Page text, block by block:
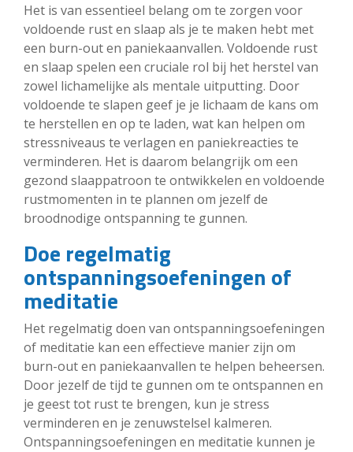
Het is van essentieel belang om te zorgen voor
voldoende rust en slaap als je te maken hebt met
een burn-out en paniekaanvallen. Voldoende rust
en slaap spelen een cruciale rol bij het herstel van
zowel lichamelijke als mentale uitputting. Door
voldoende te slapen geef je je lichaam de kans om
te herstellen en op te laden, wat kan helpen om
stressniveaus te verlagen en paniekreacties te
verminderen. Het is daarom belangrijk om een
gezond slaappatroon te ontwikkelen en voldoende
rustmomenten in te plannen om jezelf de
broodnodige ontspanning te gunnen.
Doe regelmatig
ontspanningsoefeningen of
meditatie
Het regelmatig doen van ontspanningsoefeningen
of meditatie kan een effectieve manier zijn om
burn-out en paniekaanvallen te helpen beheersen.
Door jezelf de tijd te gunnen om te ontspannen en
je geest tot rust te brengen, kun je stress
verminderen en je zenuwstelsel kalmeren.
Ontspanningsoefeningen en meditatie kunnen je